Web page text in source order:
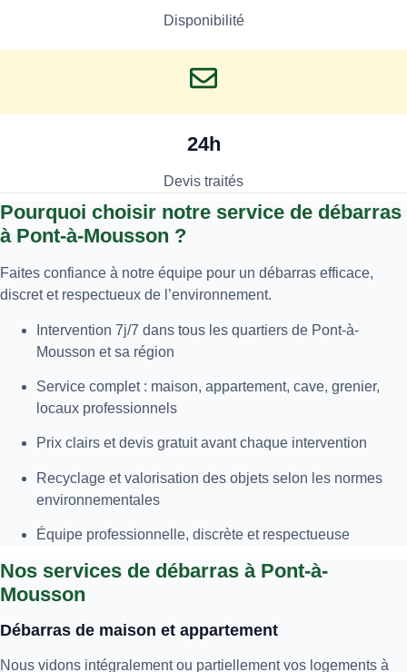
Disponibilité
24h
Devis traités
Pourquoi choisir notre service de débarras
à Pont-à-Mousson ?
Faites confiance à notre équipe pour un débarras efficace,
discret et respectueux de l’environnement.
Intervention 7j/7 dans tous les quartiers de Pont-à-
Mousson et sa région
Service complet : maison, appartement, cave, grenier,
locaux professionnels
Prix clairs et devis gratuit avant chaque intervention
Recyclage et valorisation des objets selon les normes
environnementales
Équipe professionnelle, discrète et respectueuse
Nos services de débarras à Pont-à-
Mousson
Débarras de maison et appartement
Nous vidons intégralement ou partiellement vos logements à